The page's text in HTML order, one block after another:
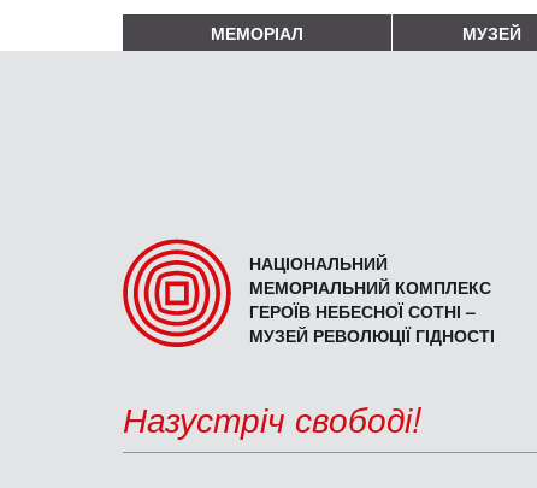
МЕМОРІАЛ МУЗЕЙ
НАЦІОНАЛЬНИЙ
МЕМОРІАЛЬНИЙ КОМПЛЕКС
ГЕРОЇВ НЕБЕСНОЇ СОТНІ –
МУЗЕЙ РЕВОЛЮЦІЇ ГІДНОСТІ
Назустріч свободі!